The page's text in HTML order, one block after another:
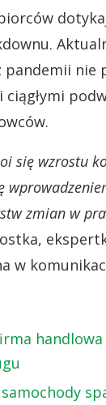
pandemii nie
się wzrostu
zmian w
w